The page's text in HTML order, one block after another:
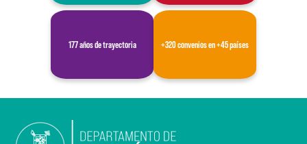
177 años de trayectoria +320 convenios en +45 países